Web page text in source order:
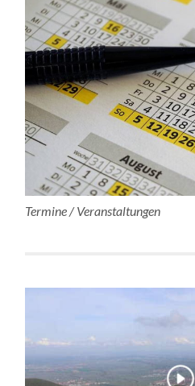
Termine / Veranstaltungen